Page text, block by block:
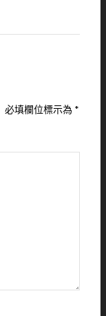
必填欄位標示為 *